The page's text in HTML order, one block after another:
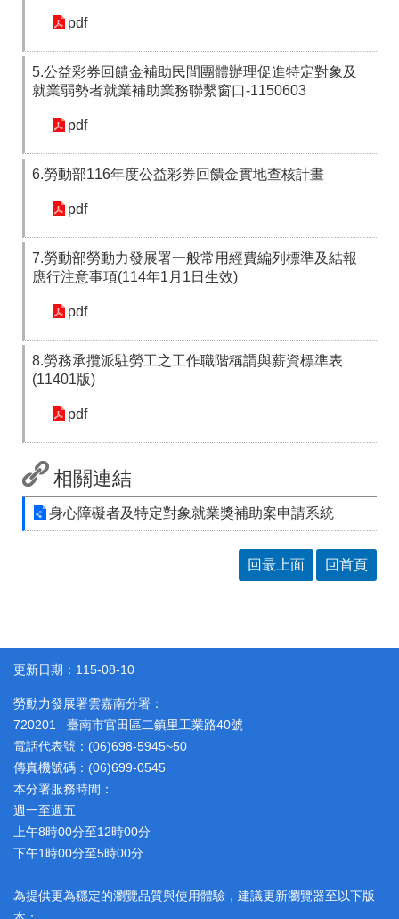
pdf
5.公益彩券回饋金補助民間團體辦理促進特定對象及
就業弱勢者就業補助業務聯繫窗口-1150603
pdf
6.勞動部116年度公益彩券回饋金實地查核計畫
pdf
7.勞動部勞動力發展署一般常用經費編列標準及結報
應行注意事項(114年1月1日生效)
pdf
8.勞務承攬派駐勞工之工作職階稱謂與薪資標準表
(11401版)
pdf
相關連結
身心障礙者及特定對象就業獎補助案申請系統
回最上面 回首頁
更新日期：115-08-10
勞動力發展署雲嘉南分署：
720201 臺南市官田區二鎮里工業路40號
電話代表號：(06)698-5945~50
傳真機號碼：(06)699-0545
本分署服務時間：
週一至週五
上午8時00分至12時00分
下午1時00分至5時00分
為提供更為穩定的瀏覽品質與使用體驗，建議更新瀏覽器至以下版